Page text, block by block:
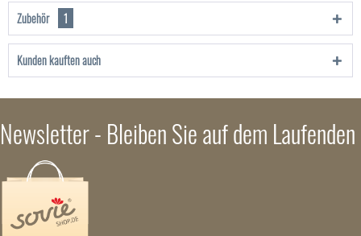
Zubehör 1
Kunden kauften auch
Newsletter - Bleiben Sie auf dem Laufenden